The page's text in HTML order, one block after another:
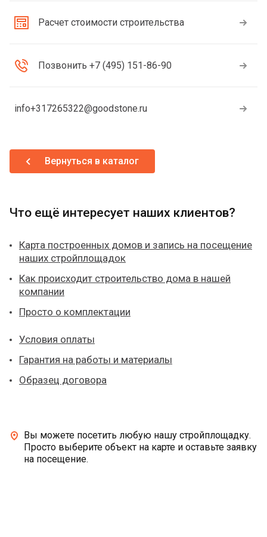
Расчет стоимости строительства
Позвонить +7 (495) 151-86-90
info+317265322@goodstone.ru
Вернуться в каталог
Что ещё интересует наших клиентов?
Карта построенных домов и запись на посещение
наших стройплощадок
Как происходит строительство дома в нашей
компании
Просто о комплектации
Условия оплаты
Гарантия на работы и материалы
Образец договора
Вы можете посетить любую нашу стройплощадку.
Просто выберите объект на карте и оставьте заявку
на посещение.